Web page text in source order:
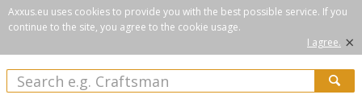
Axxus.eu uses cookies to provide you with the best possible service. If you
continue to the site, you agree to the cookie usage.
I agree. ×